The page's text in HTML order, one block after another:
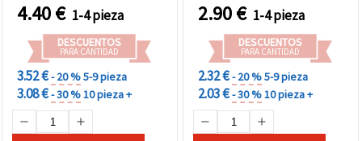
4.40€ 1-4 pieza
DESCUENTOS
PARA CANTIDAD
3.52 €- 20 %5-9 pieza
3.08 €- 30 %10 pieza +
2.90€ 1-4 pieza
DESCUENTOS
PARA CANTIDAD
2.32 €- 20 %5-9 pieza
2.03 €- 30 %10 pieza +